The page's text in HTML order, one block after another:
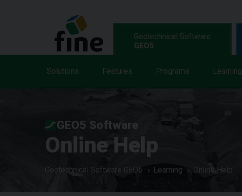
Geotechnical Software
GEO5
Solutions Features Programs Learning
GEO5 Software
Online Help
Geotechnical Software GEO5 Learning Online Help